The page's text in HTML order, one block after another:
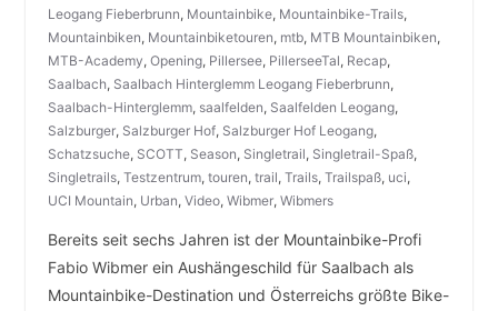
Leogang Fieberbrunn, Mountainbike, Mountainbike-Trails,
Mountainbiken, Mountainbiketouren, mtb, MTB Mountainbiken,
MTB-Academy, Opening, Pillersee, PillerseeTal, Recap,
Saalbach, Saalbach Hinterglemm Leogang Fieberbrunn,
Saalbach-Hinterglemm, saalfelden, Saalfelden Leogang,
Salzburger, Salzburger Hof, Salzburger Hof Leogang,
Schatzsuche, SCOTT, Season, Singletrail, Singletrail-Spaß,
Singletrails, Testzentrum, touren, trail, Trails, Trailspaß, uci,
UCI Mountain, Urban, Video, Wibmer, Wibmers
Bereits seit sechs Jahren ist der Mountainbike-Profi
Fabio Wibmer ein Aushängeschild für Saalbach als
Mountainbike-Destination und Österreichs größte Bike-